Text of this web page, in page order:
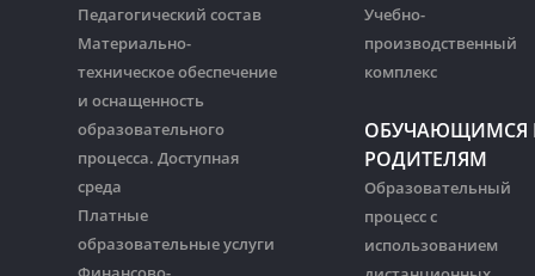
Педагогический состав
Материально-
техническое обеспечение
и оснащенность
образовательного
процесса. Доступная
среда
Платные
образовательные услуги
Учебно-
производственный
комплекс
ОБУЧАЮЩИМСЯ
РОДИТЕЛЯМ
Образовательный
процесс с
использованием